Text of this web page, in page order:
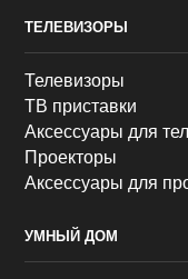
ТЕЛЕВИЗОРЫ
Телевизоры
ТВ приставки
Аксессуары для
Проекторы
Аксессуары для
УМНЫЙ ДОМ